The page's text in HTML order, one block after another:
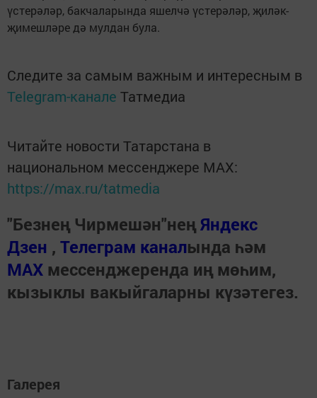
үстерәләр, бакчаларында яшелчә үстерәләр, җиләк-
җимешләре дә мулдан була.
Следите за самым важным и интересным в
Telegram-канале Татмедиа
Читайте новости Татарстана в
национальном мессенджере MАХ:
https://max.ru/tatmedia
"Безнең Чирмешән"неңЯндекс
Дзен , Телеграм каналында һәм
МАХ мессенджеренда иң мөһим,
кызыклы вакыйгаларны күзәтегез.
Галерея